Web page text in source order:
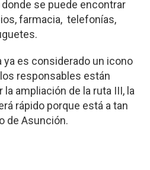
se puede encontrar
farmacia, telefonías,
ya es considerado un icono
responsables están
ampliación de la ruta III, la
rápido porque está a tan
de Asunción.